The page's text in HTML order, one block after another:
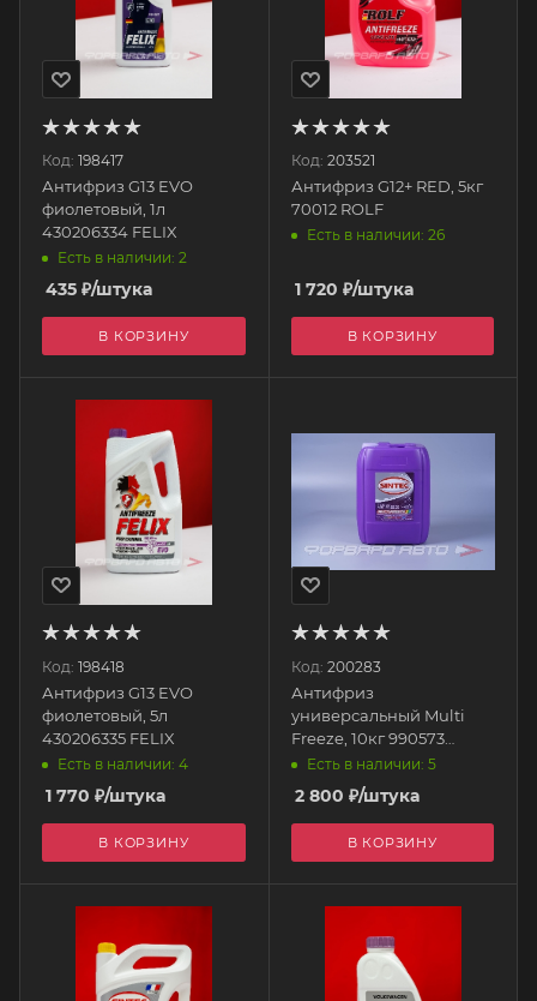
Код: 198417
Антифриз G13 EVO
фиолетовый, 1л
430206334 FELIX
Есть в наличии: 2
435 ₽/штука
В КОРЗИНУ
Код: 203521
Антифриз G12+ RED, 5кг
70012 ROLF
Есть в наличии: 26
1 720 ₽/штука
В КОРЗИНУ
Код: 198418
Антифриз G13 EVO
фиолетовый, 5л
430206335 FELIX
Есть в наличии: 4
1 770 ₽/штука
В КОРЗИНУ
Код: 200283
Антифриз
универсальный Multi
Freeze, 10кг 990573
SINTEC
Есть в наличии: 5
2 800 ₽/штука
В КОРЗИНУ